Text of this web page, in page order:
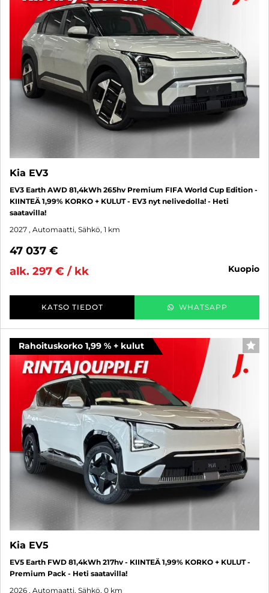
Kia EV3
EV3 Earth AWD 81,4kWh 265hv Premium FIFA World Cup Edition -
KIINTEÄ 1,99% KORKO + KULUT - EV3 nyt nelivedolla! - Heti
saatavilla!
2027 , Automaatti, Sähkö, 1 km
47 037 €
alk. 297 € / kk
kuopio
KATSO TIEDOT WHATSAPP
Rahoituskorko 1,99 % + kulut
Kia EV5
EV5 Earth FWD 81,4kWh 217hv - KIINTEÄ 1,99% KORKO + KULUT -
Premium Pack - Heti saatavilla!
2026 , Automaatti, Sähkö, 0 km